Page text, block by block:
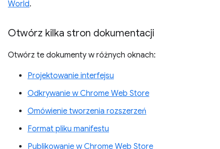
World.
Otwórz kilka stron dokumentacji
Otwórz te dokumenty w różnych oknach:
Projektowanie interfejsu
Odkrywanie w Chrome Web Store
Omówienie tworzenia rozszerzeń
Format pliku manifestu
Publikowanie w Chrome Web Store